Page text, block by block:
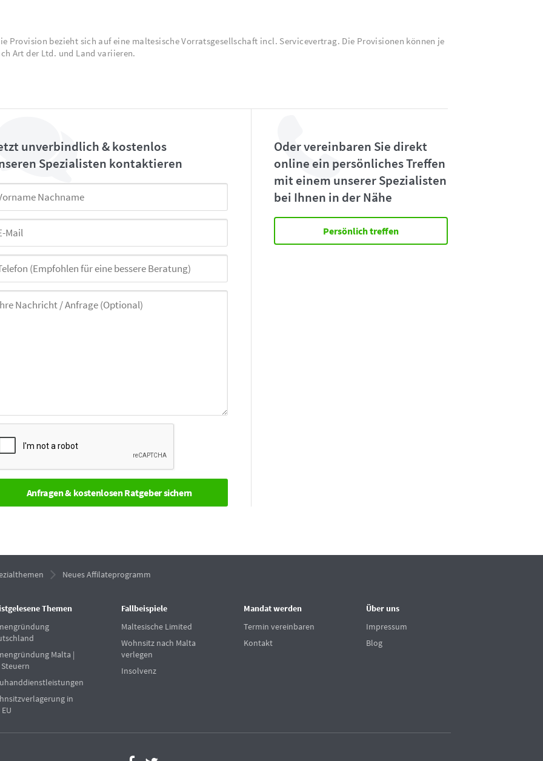
Provision bezieht sich auf eine maltesische Vorratsgesellschaft incl. Servicevertrag. Die Provisionen können je
Art der Ltd. und Land variieren.
unverbindlich & kostenlos
Spezialisten kontaktieren
Oder vereinbaren Sie direkt
online ein persönliches Treffen
mit einem unserer Spezialisten
bei Ihnen in der Nähe
Persönlich treffen
Neues Affilateprogramm
Themen
Malta |
in
Fallbeispiele
Maltesische Limited
Wohnsitz nach Malta
verlegen
Insolvenz
Mandat werden
Termin vereinbaren
Kontakt
Über uns
Impressum
Blog